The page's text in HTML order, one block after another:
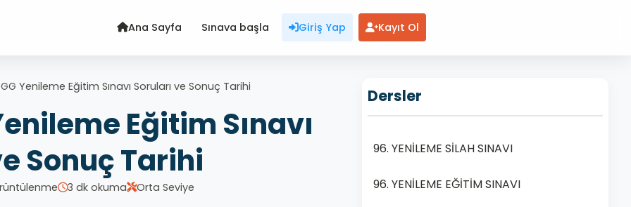
Ana Sayfa Sınava başla Giriş Yap Kayıt Ol
Yenileme Eğitim Sınavı Soruları ve Sonuç Tarihi
Eğitim Sınavı
Sonuç Tarihi
3 dk okuma Orta Seviye
Dersler
96. YENİLEME SİLAH SINAVI
96. YENİLEME EĞİTİM SINAVI